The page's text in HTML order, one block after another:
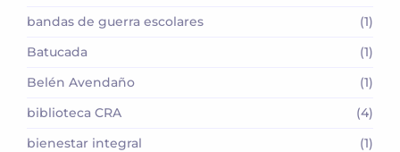
bandas de guerra escolares
(1)
Batucada
(1)
Belén Avendaño
(1)
biblioteca CRA
(4)
bienestar integral
(1)